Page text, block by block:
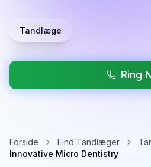
Tandlæge
Ring
Forside Find Tandlæger
Innovative Micro Dentistry